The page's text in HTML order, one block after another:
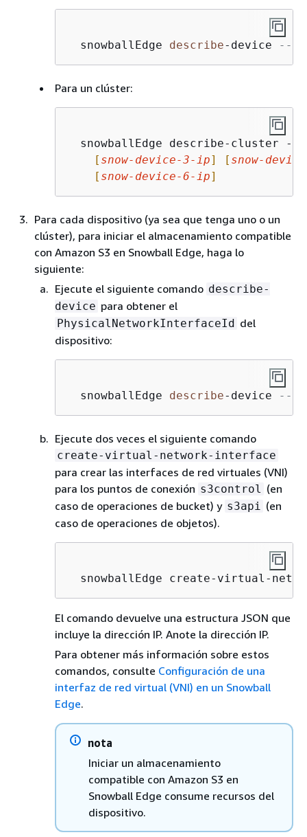
  snowballEdge
describe- device --
Para un clúster:
snowballEdge describe-cluster
[ snow-device-3-ip] [ snow-
[ snow-device-6-ip]
Para cada dispositivo (ya sea que tenga uno o un
clúster), para iniciar el almacenamiento compatible
con Amazon S3 en Snowball Edge, haga lo
siguiente:
Ejecute el siguiente comando describe-
device para obtener el
PhysicalNetworkInterfaceId del
dispositivo:
  snowballEdge
describe- device --
Ejecute dos veces el siguiente comando
create-virtual-network-interface
para crear las interfaces de red virtuales (VNI)
para los puntos de conexión s3control (en
caso de operaciones de bucket) y s3api (en
caso de operaciones de objetos).
snowballEdge create-virtual-
El comando devuelve una estructura JSON que
incluye la dirección IP. Anote la dirección IP.
Para obtener más información sobre estos
comandos, consulte Configuración de una
interfaz de red virtual (VNI) en un Snowball
Edge.
nota
Iniciar un almacenamiento
compatible con Amazon S3 en
Snowball Edge consume recursos del
dispositivo.